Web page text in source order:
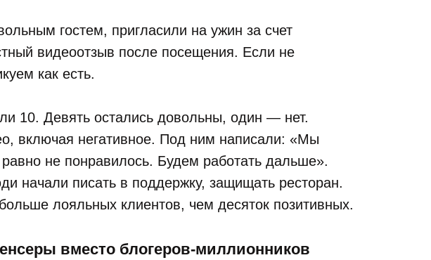
гостем, пригласили на ужин за счет
видеоотзыв после посещения. Если не
как есть.
10. Девять остались довольны, один — нет.
включая негативное. Под ним написали: «Мы
не понравилось. Будем работать дальше».
начали писать в поддержку, защищать ресторан.
лояльных клиентов, чем десяток позитивных.
вместо блогеров-миллионников